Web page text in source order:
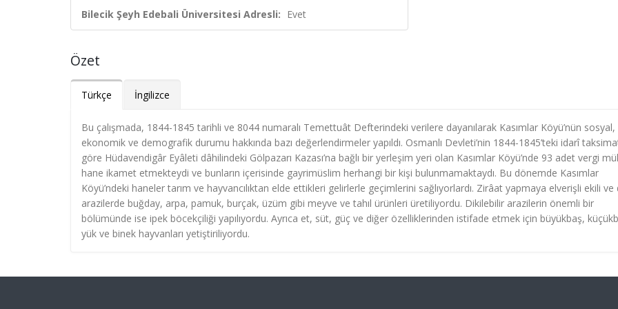
Bilecik Şeyh Edebali Üniversitesi Adresli: Evet
Özet
Türkçe İngilizce
Bu çalışmada, 1844-1845 tarihli ve 8044 numaralı Temettuât Defterindeki verilere dayanılarak Kasımlar Köyü’nün sosyal,
ekonomik ve demografik durumu hakkında bazı değerlendirmeler yapıldı. Osmanlı Devleti’nin 1844-1845’teki idarî
göre Hüdavendigâr Eyâleti dâhilindeki Gölpazarı Kazası’na bağlı bir yerleşim yeri olan Kasımlar Köyü’nde 93 adet vergi
hane ikamet etmekteydi ve bunların içerisinde gayrimüslim herhangi bir kişi bulunmamaktaydı. Bu dönemde Kasımlar
Köyü’ndeki haneler tarım ve hayvancılıktan elde ettikleri gelirlerle geçimlerini sağlıyorlardı. Zirâat yapmaya elverişli ekili ve
arazilerde buğday, arpa, pamuk, burçak, üzüm gibi meyve ve tahıl ürünleri üretiliyordu. Dikilebilir arazilerin önemli bir
bölümünde ise ipek böcekçiliği yapılıyordu. Ayrıca et, süt, güç ve diğer özelliklerinden istifade etmek için büyükbaş,
yük ve binek hayvanları yetiştiriliyordu.